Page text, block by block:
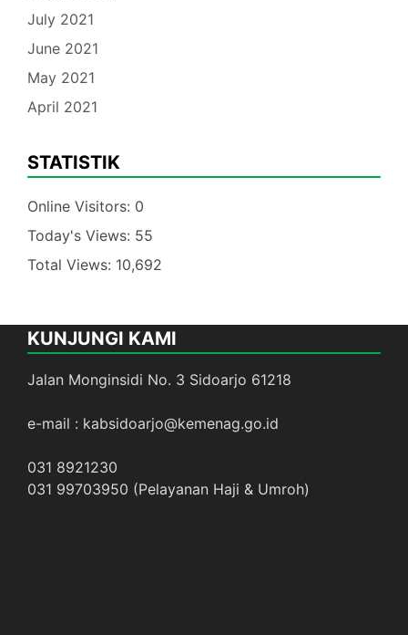
July 2021
June 2021
May 2021
April 2021
STATISTIK
Online Visitors: 0
Today's Views: 55
Total Views: 10,692
KUNJUNGI KAMI
Jalan Monginsidi No. 3 Sidoarjo 61218
e-mail : kabsidoarjo@kemenag.go.id
031 8921230
031 99703950 (Pelayanan Haji & Umroh)